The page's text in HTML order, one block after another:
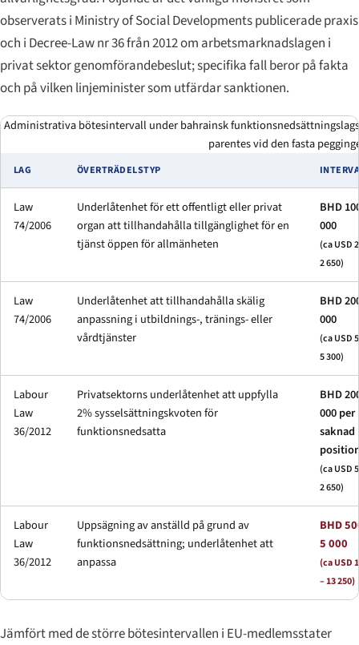
observerats i Ministry of Social Developments publicerade praxis
och i Decree-Law nr 36 från 2012 om arbetsmarknadslagen i
privat sektor genomförandebeslut; specifika fall beror på fakta
och på vilken linjeminister som utfärdar sanktionen.
Administrativa bötesintervall under bahrainsk
parentes vid den fasta
LAG ÖVERTRÄDELSTYP
Law
74/2006
Underlåtenhet för ett offentligt eller privat
organ att tillhandahålla tillgänglighet för en
tjänst öppen för allmänheten
BHD
000
(ca USD
2 650)
Law
74/2006
Underlåtenhet att tillhandahålla skälig
anpassning i utbildnings-, tränings- eller
vård­tjänster
BHD
000
(ca USD
5 300)
Labour
Law
36/2012
Privatsektorns underlåtenhet att uppfylla
2% sysselsättningskvoten för
funktionsnedsatta
BHD
000 per
saknad
(ca USD
2 650)
Labour
Law
36/2012
Uppsägning av anställd på grund av
funktionsnedsättning; underlåtenhet att
anpassa
BHD
5 000
(ca USD
– 13 250)
Jämfört med de större bötesintervallen i EU-medlemsstater